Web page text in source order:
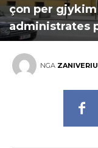
çon per
administrates
NGA